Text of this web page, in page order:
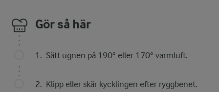
Gör så här
Sätt ugnen på 190° eller 170° varmluft.
Klipp eller skär kycklingen efter ryggbenet.